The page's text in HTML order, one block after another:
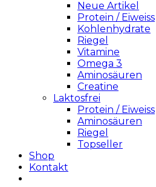
Neue Artikel
Protein / Eiweiss
Kohlenhydrate
Riegel
Vitamine
Omega 3
Aminosäuren
Creatine
Laktosfrei
Protein / Eiweiss
Aminosäuren
Riegel
Topseller
Shop
Kontakt